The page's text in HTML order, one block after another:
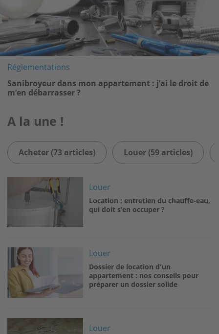
Réglementations
Sanibroyeur dans mon appartement : j’ai le droit de
m’en débarrasser ?
A la une !
Acheter (73 articles) Louer (59 articles)
Louer
Location : entretien du chauffe-eau,
qui doit s’en occuper ?
Image Louer
Dossier de location d'un
appartement : nos conseils pour
préparer un dossier solide
Louer